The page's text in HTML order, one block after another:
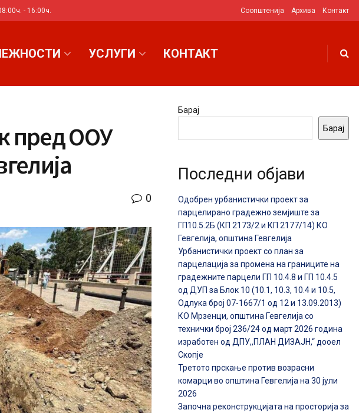
- 16:00ч. Соопштенија Архива Контакт
УСЛУГИ КОНТАКТ
пред ООУ
0
Барај
Барај
Последни објави
Одобрен урбанистички проект за
парцелирано градежно земјиште за
ГП10.5.2Б (КП 2173/2 и КП 2177/14) КО
Гевгелија, општина Гевгелија
Урбанистички проект со план за
парцелација за промена на границите на
градежните парцели ГП 10.4.8 и ГП 10.4.5
од ДУП за Блок 10 (10.1, 10.3, 10.4 и 10.5,
Одлука број 07-1667/1 од 12 и 13.09.2013)
КО Мрзенци, општина Гевгелија со
технички број 236/24 од март 2026 година
изработен од ДПУ,,ПЛАН ДИЗАЈН,“ дооел
Скопје
Третото прскање против возрасни
комарци во општина Гевгелија на 30 јули
2026
Започна реконструкцијата на просторија за